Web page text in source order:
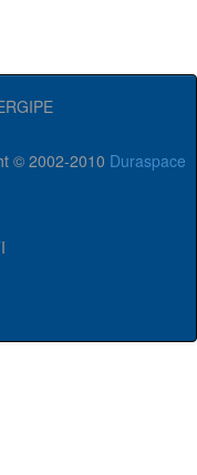
© 2002-2010 Duraspace